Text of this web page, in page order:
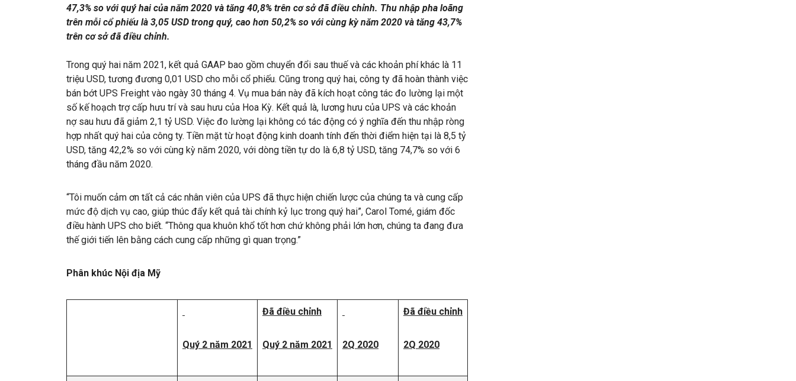
47,3% so với quý hai của năm 2020 và tăng 40,8% trên cơ sở đã điều chỉnh. Thu nhập pha loãng
trên mỗi cổ phiếu là 3,05 USD trong quý, cao hơn 50,2% so với cùng kỳ năm 2020 và tăng 43,7%
trên cơ sở đã điều chỉnh.
Trong quý hai năm 2021, kết quả GAAP bao gồm chuyển đổi sau thuế và các khoản phí khác là 11
triệu USD, tương đương 0,01 USD cho mỗi cổ phiếu. Cũng trong quý hai, công ty đã hoàn thành việc
bán bớt UPS Freight vào ngày 30 tháng 4. Vụ mua bán này đã kích hoạt công tác đo lường lại một
số kế hoạch trợ cấp hưu trí và sau hưu của Hoa Kỳ. Kết quả là, lương hưu của UPS và các khoản
nợ sau hưu đã giảm 2,1 tỷ USD. Việc đo lường lại không có tác động có ý nghĩa đến thu nhập ròng
hợp nhất quý hai của công ty. Tiền mặt từ hoạt động kinh doanh tính đến thời điểm hiện tại là 8,5 tỷ
USD, tăng 42,2% so với cùng kỳ năm 2020, với dòng tiền tự do là 6,8 tỷ USD, tăng 74,7% so với 6
tháng đầu năm 2020.
“Tôi muốn cảm ơn tất cả các nhân viên của UPS đã thực hiện chiến lược của chúng ta và cung cấp
mức độ dịch vụ cao, giúp thúc đẩy kết quả tài chính kỷ lục trong quý hai”, Carol Tomé, giám đốc
điều hành UPS cho biết. “Thông qua khuôn khổ tốt hơn chứ không phải lớn hơn, chúng ta đang đưa
thế giới tiến lên bằng cách cung cấp những gì quan trọng.”
Phân khúc Nội địa Mỹ
Quý 2 năm 2021
Đã điều chỉnh
Quý 2 năm 2021 2Q 2020
Đã điều chỉnh
2Q 2020